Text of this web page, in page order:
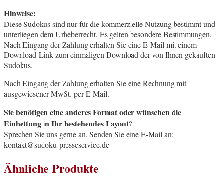
Hinweise:
Diese Sudokus sind nur für die kommerzielle Nutzung bestimmt und
unterliegen dem Urheberrecht. Es gelten besondere Bestimmungen.
Nach Eingang der Zahlung erhalten Sie eine E-Mail mit einem
Download-Link zum einmaligen Download der von Ihnen gekauften
Sudokus.
Nach Eingang der Zahlung erhalten Sie eine Rechnung mit
ausgewiesener MwSt. per E-Mail.
Sie benötigen eine anderes Format oder wünschen die
Einbettung in Ihr bestehendes Layout?
Sprechen Sie uns gerne an. Senden Sie eine E-Mail an:
kontakt@sudoku-presseservice.de
Ähnliche Produkte